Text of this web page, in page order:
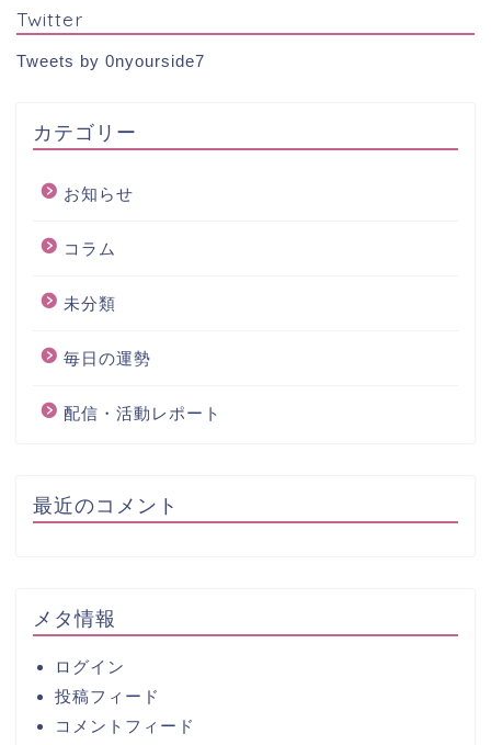
Twitter
Tweets by 0nyourside7
カテゴリー
お知らせ
コラム
未分類
毎日の運勢
配信・活動レポート
最近のコメント
メタ情報
ログイン
投稿フィード
コメントフィード